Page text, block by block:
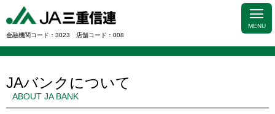
金融機関コード：3023 店舗コード：008
MENU
JAバンクについて
ABOUT JA BANK